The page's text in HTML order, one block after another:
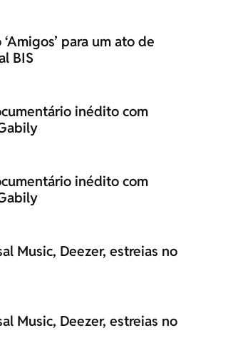
para um ato de
BIS
inédito com
inédito com
Music, Deezer, estreias no
Music, Deezer, estreias no